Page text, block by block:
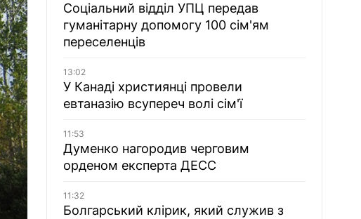
Соціальний відділ УПЦ передав
гуманітарну допомогу 100 сім'ям
переселенців
13:02
У Канаді християнці провели
евтаназію всупереч волі сім'ї
11:53
Думенко нагородив черговим
орденом експерта ДЕСС
11:32
Болгарський клірик, який служив з